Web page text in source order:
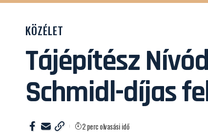
KÖZÉLET
Tájépítész
Schmidl-díjas
2 perc olvasási idő